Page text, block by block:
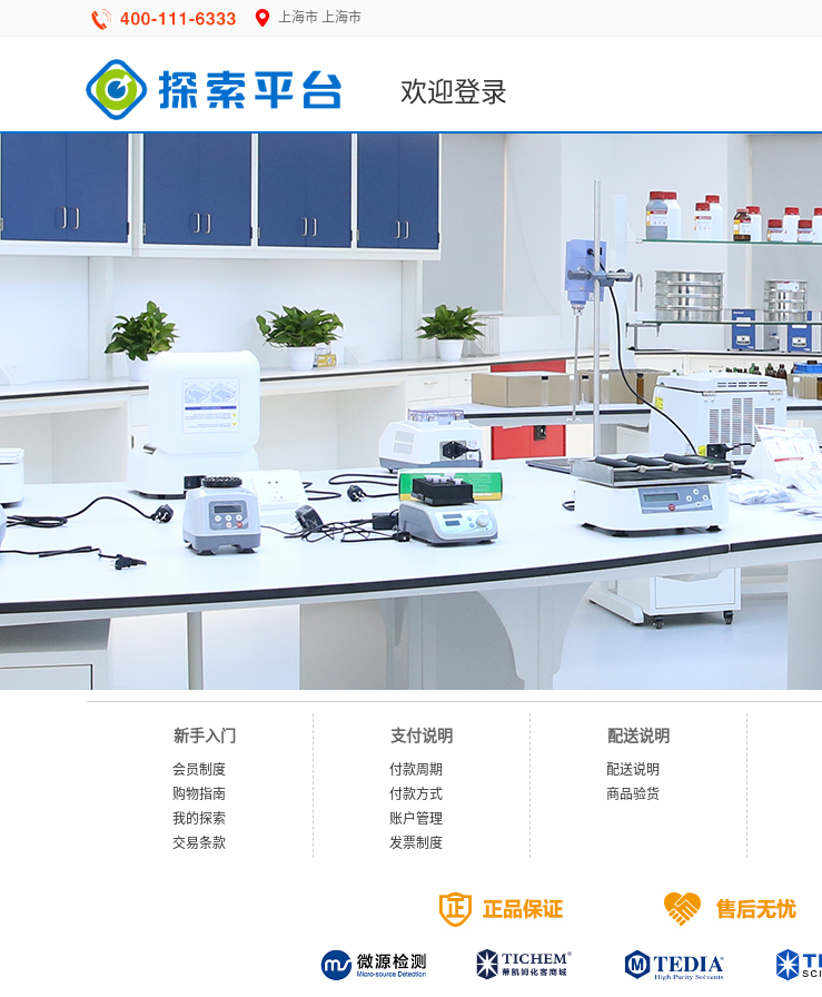
上海市 上海市
欢迎登录
新手入门
会员制度
购物指南
我的探索
交易条款
支付说明
付款周期
付款方式
账户管理
发票制度
配送说明
配送说明
商品验货